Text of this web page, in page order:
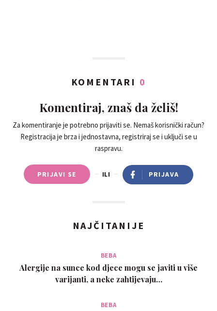
KOMENTARI 0
Komentiraj, znaš da želiš!
Za komentiranje je potrebno prijaviti se. Nemaš korisnički račun?
Registracija je brza i jednostavna, registriraj se i uključi se u
raspravu.
PRIJAVI SE ILI PRIJAVA
NAJČITANIJE
BEBA
Alergije na sunce kod djece mogu se javiti u više
varijanti, a neke zahtijevaju…
BEBA